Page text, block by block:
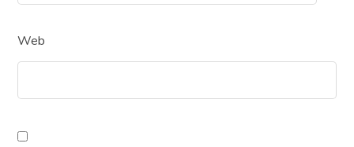
Web